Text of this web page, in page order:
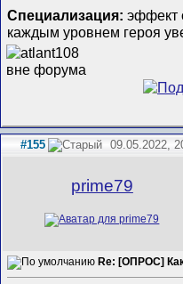
Специализация:эффект
каждым уровнем героя
#155 09.05.2022,
prime79
Re: [ОПРОС]